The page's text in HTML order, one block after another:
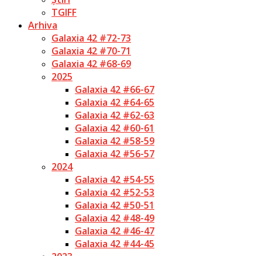
TGIFF
Arhiva
Galaxia 42 #72-73
Galaxia 42 #70-71
Galaxia 42 #68-69
2025
Galaxia 42 #66-67
Galaxia 42 #64-65
Galaxia 42 #62-63
Galaxia 42 #60-61
Galaxia 42 #58-59
Galaxia 42 #56-57
2024
Galaxia 42 #54-55
Galaxia 42 #52-53
Galaxia 42 #50-51
Galaxia 42 #48-49
Galaxia 42 #46-47
Galaxia 42 #44-45